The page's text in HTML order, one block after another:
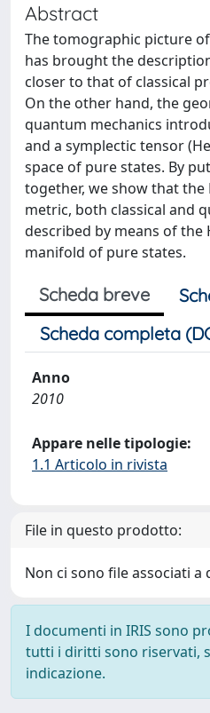
Abstract
The tomographic picture
has brought the
closer to that of classical
On the other hand, the
quantum mechanics
and a symplectic tensor
space of pure states. By
together, we show that
metric, both classical and
described by means of
manifold of pure states.
Scheda breve
Scheda completa
Anno
2010
Appare nelle tipologie:
1.1 Articolo in rivista
File in questo prodotto:
Non ci sono file associati
I documenti in IRIS sono
tutti i diritti sono riservati,
indicazione.